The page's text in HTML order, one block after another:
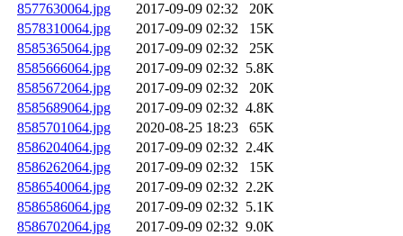
8577630064.jpg
2017-09-09 02:32
20K
8578310064.jpg
2017-09-09 02:32
15K
8585365064.jpg
2017-09-09 02:32
25K
8585666064.jpg
2017-09-09 02:32 5.8K
8585672064.jpg
2017-09-09 02:32
20K
8585689064.jpg
2017-09-09 02:32 4.8K
8585701064.jpg
2020-08-25 18:23
65K
8586204064.jpg
2017-09-09 02:32 2.4K
8586262064.jpg
2017-09-09 02:32
15K
8586540064.jpg
2017-09-09 02:32 2.2K
8586586064.jpg
2017-09-09 02:32 5.1K
8586702064.jpg
2017-09-09 02:32 9.0K